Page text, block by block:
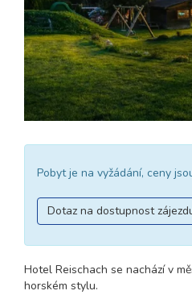
Pobyt je na vyžádání, ceny
Dotaz na dostupnost
Hotel Reischach se nachází v
horském stylu.